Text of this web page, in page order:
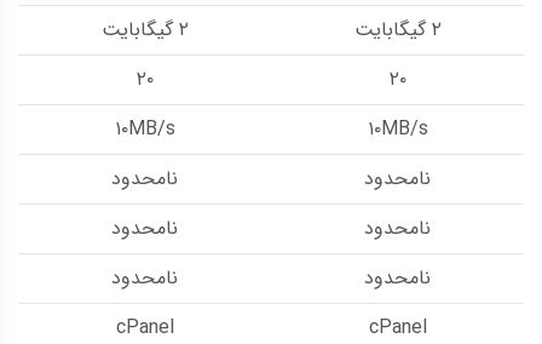
۲ گیگابایت
۲۰
۱۰MB/s
نامحدود
نامحدود
نامحدود
cPanel
۲ گیگابایت
۲۰
۱۰MB/s
نامحدود
نامحدود
نامحدود
cPanel